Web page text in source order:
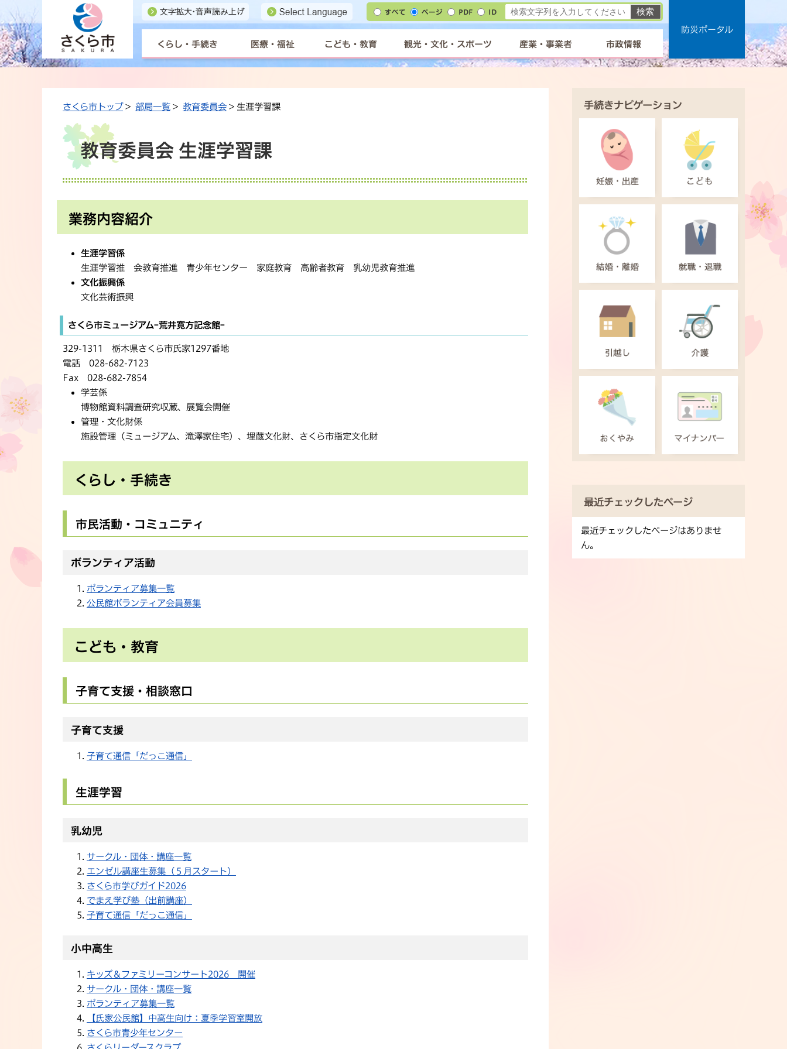
すべて ページ PDF ID
くらし・手続き 医療・福祉 こども・教育 観光・文化・スポーツ 産業・事業者 市政情報
防災ポータル
さくら市トップ> 部局一覧 > 教育委員会 > 生涯学習課
教育委員会 生涯学習課
業務内容紹介
生涯学習係
生涯学習推 会教育推進 青少年センター 家庭教育 高齢者教育 乳幼児教育推進
文化振興係
文化芸術振興
さくら市ミュージアムｰ荒井寛方記念館ｰ
329-1311 栃木県さくら市氏家1297番地
電話 028-682-7123
Fax 028-682-7854
学芸係
博物館資料調査研究収蔵、展覧会開催
管理・文化財係
施設管理（ミュージアム、滝澤家住宅）、埋蔵文化財、さくら市指定文化財
くらし・手続き
市民活動・コミュニティ
ボランティア活動
ボランティア募集一覧
公民館ボランティア会員募集
こども・教育
子育て支援・相談窓口
子育て支援
子育て通信「だっこ通信」
生涯学習
乳幼児
サークル・団体・講座一覧
エンゼル講座生募集（５月スタート）
さくら市学びガイド2026
でまえ学び塾（出前講座）
子育て通信「だっこ通信」
小中高生
キッズ＆ファミリーコンサート2026 開催
サークル・団体・講座一覧
ボランティア募集一覧
【氏家公民館】中高生向け：夏季学習室開放
さくら市青少年センター
手続きナビゲーション
最近チェックしたページ
最近チェックしたページはありませ
ん。